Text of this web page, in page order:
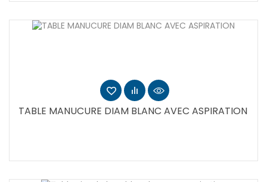
TABLE MANUCURE DIAM BLANC AVEC ASPIRATION